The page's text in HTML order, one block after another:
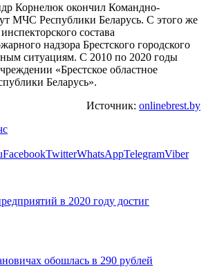
Корнелюк окончил Командно-
МЧС Республики Беларусь. С этого же
состава
надзора Брестского городского
ситуациям. С 2010 по 2020 годы
«Брестское областное
Беларусь».
Источник: onlinebrest.by
FacebookTwitterWhatsAppTelegramViber
в 2020 году достиг
обошлась в 290 рублей